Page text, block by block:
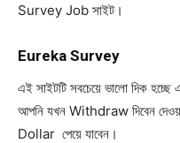
Survey Job সাইট।
Eureka Survey
এই সাইটটি সবচেয়ে ভালো দিক হচ্ছে
আপনি যখন Withdraw দিবেন
Dollar পেয়ে যাবেন।